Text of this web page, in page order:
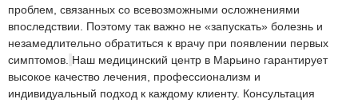
проблем, связанных со всевозможными осложнениями
впоследствии. Поэтому так важно не «запускать» болезнь и
незамедлительно обратиться к врачу при появлении первых
симптомов. Наш медицинский центр в Марьино гарантирует
высокое качество лечения, профессионализм и
индивидуальный подход к каждому клиенту. Консультация